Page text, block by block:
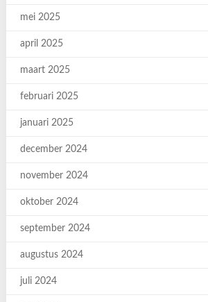
mei 2025
april 2025
maart 2025
februari 2025
januari 2025
december 2024
november 2024
oktober 2024
september 2024
augustus 2024
juli 2024